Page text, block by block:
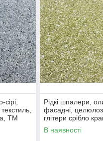
ТМ
Рідкі шпалери,
фасадні,
глітери срібло
крапка, ТМ "Макс-
Тип Ф/4
В наявності